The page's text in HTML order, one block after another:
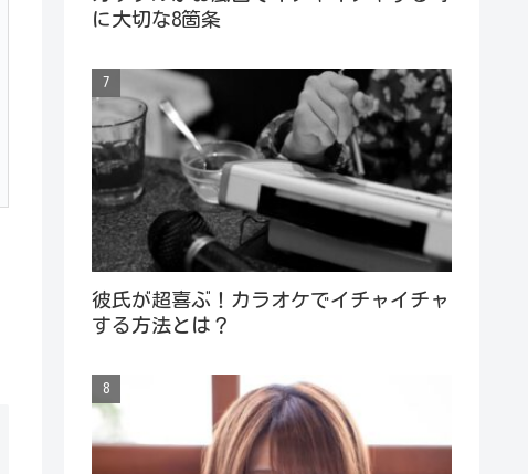
に大切な8箇条
彼氏が超喜ぶ！カラオケでイチャイチャ
する方法とは？